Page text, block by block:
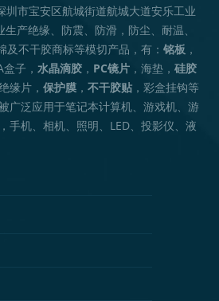
圳市宝安区航城街道航城大道安乐工业
产绝缘、防震、防滑，防尘、耐温、
及不干胶商标等模切产品，有：铭板 ，
盒子， 水晶滴胶 ， PC镜片 ，海垫，硅胶
缘片，保护膜 ，不干胶贴 ，彩盒挂钩等
广泛应用于笔记本计算机、游戏机、游
手机、相机、照明、LED、投影仪、液